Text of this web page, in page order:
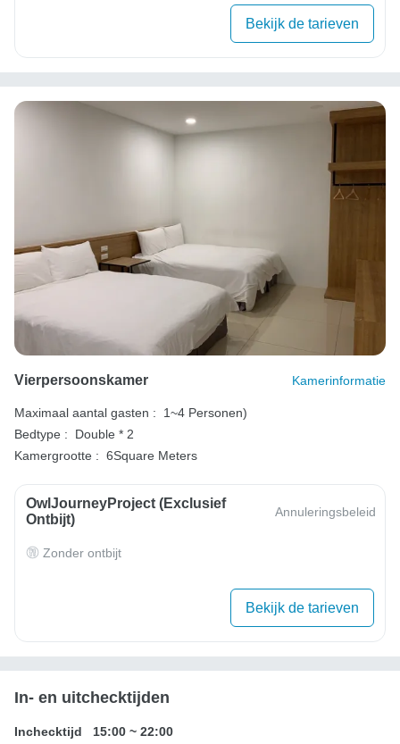
Bekijk de tarieven
Vierpersoonskamer Kamerinformatie
Maximaal aantal gasten :
1~4 Personen)
Bedtype :
Double * 2
Kamergrootte : 6Square Meters
OwlJourneyProject (exclusief
Ontbijt)
Annuleringsbeleid
Zonder ontbijt
Bekijk de tarieven
In- en uitchecktijden
Inchecktijd 15:00 ~ 22:00